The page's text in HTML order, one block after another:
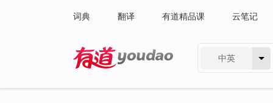
词典 翻译 有道精品课 云笔记
中英